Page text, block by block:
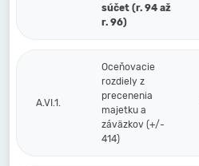
súčet (r. 94 až
r. 96)
A.VI.1.
Oceňovacie
rozdiely z
precenenia
majetku a
záväzkov (+/-
414)